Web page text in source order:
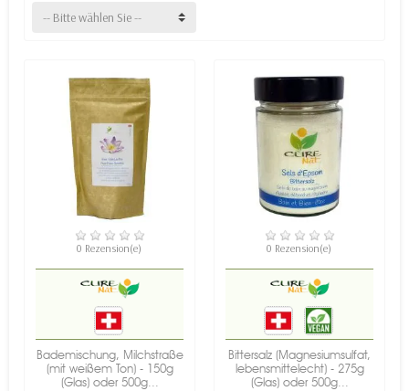
-- Bitte wählen Sie --
VERFÜGBAR
0 Rezension(e)
Bademischung, Milchstraße
(mit weißem Ton) - 150g
(Glas) oder 500g...
VERFÜGBAR
0 Rezension(e)
Bittersalz (Magnesiumsulfat,
lebensmittelecht) - 275g
(Glas) oder 500g...